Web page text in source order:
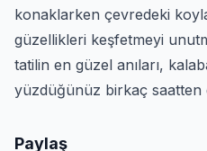
konaklarken çevredeki
güzellikleri keşfetmeyi
tatilin en güzel anıları,
yüzdüğünüz birkaç saatten
Paylaş